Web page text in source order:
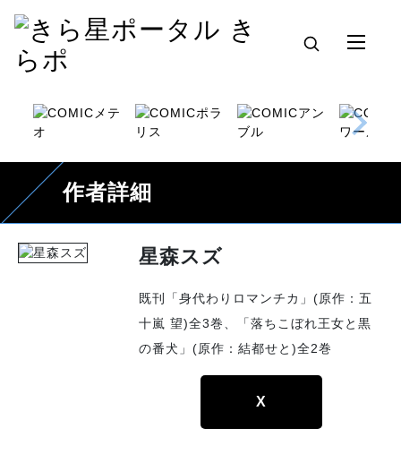
作者詳細
星森スズ
既刊「身代わりロマンチカ」(原作：五
十嵐 望)全3巻、「落ちこぼれ王女と黒
の番犬」(原作：結都せと)全2巻
X